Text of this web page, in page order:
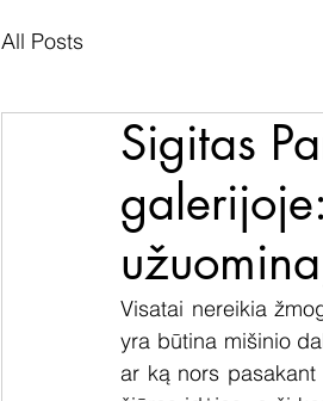
All Posts
Sigitas
Visatai nereikia
yra būtina mišinio
ar ką nors